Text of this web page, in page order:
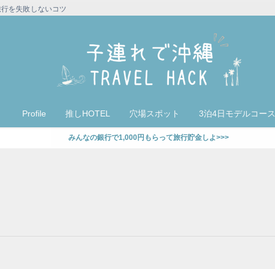
を失敗しないコツ
Profile 推しHOTEL 穴場スポット 3泊4日モデルコース
みんなの銀行で1,000円もらって旅行貯金しよ>>>